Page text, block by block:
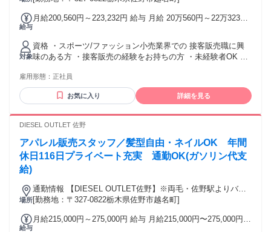
給与
月給200,560円～223,232円 給与 月給 20万560円～22万3232
円迄）
対象
資格 ・スポーツ/ファッション小売業界での 接客販売職に興
味のある方 ・接客販売の経験をお持ちの方 ・未経験者OK ・
雇用形態： 正社員
お気に入り 詳細を見る
DIESEL OUTLET 佐野
アパレル販売スタッフ／髪型自由・ネイルOK 年間
休日116日プライベート充実 通勤OK(ガソリン代支
給)
場所
通勤情報 【DIESEL OUTLET佐野】※両毛・佐野駅よりバス
で15分◆マイカー通勤可
[勤務地：〒327-0822栃木県佐野市越名町]
給与
月給215,000円～275,000円 給与 月給215,000円〜275,000円